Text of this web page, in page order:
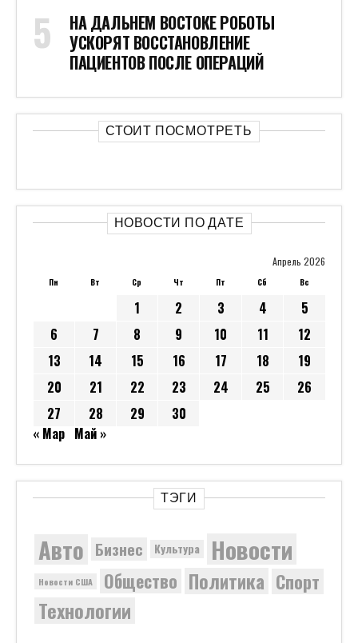
НА ДАЛЬНЕМ ВОСТОКЕ РОБОТЫ
УСКОРЯТ ВОССТАНОВЛЕНИЕ
ПАЦИЕНТОВ ПОСЛЕ ОПЕРАЦИЙ
СТОИТ ПОСМОТРЕТЬ
НОВОСТИ ПО ДАТЕ
Апрель 2026
Пн Вт Ср Чт Пт Сб Вс
1 2 3 4
5
6
7 8 9 10 11
12
13
14 15 16 17 18
19
20
21 22 23 24 25
26
27
28 29
30
« Мар Май »
ТЭГИ
Авто Бизнес Культура Новости
Новости США Общество Политика Спорт
Технологии